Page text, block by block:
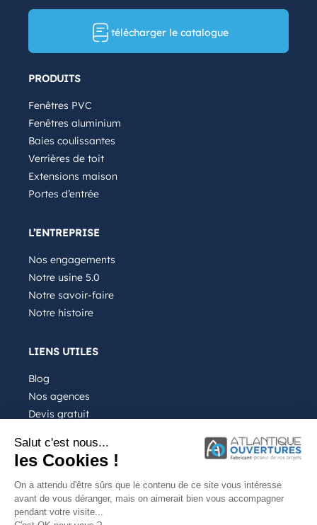
PRODUITS
Fenêtres PVC
Fenêtres aluminium
Baies coulissantes
Verrières de toit
Extensions maison
Portes d’entrée
L’ENTREPRISE
Nos engagements
Notre usine 5.0
Notre savoir-faire
Notre histoire
télécharger le catalogue
LIENS UTILES
Blog
Nos agences
Devis gratuit
FAQ
Salut c'est nous...
les Cookies !
On a attendu d'être sûrs que le contenu de ce site vous intéresse
avant de vous déranger, mais on aimerait bien vous accompagner
pendant votre visite...